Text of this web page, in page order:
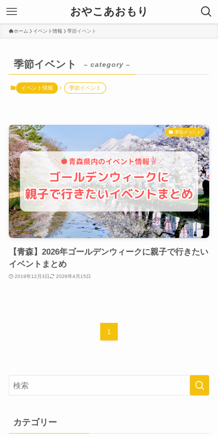
おやこあおもり
ホーム イベント情報 季節イベント
季節イベント – category –
イベント情報 季節イベント
季節イベント
【青森】2026年ゴールデンウィークに親子で行きたい
イベントまとめ
2019年12月3日 2026年4月15日
1
カテゴリー